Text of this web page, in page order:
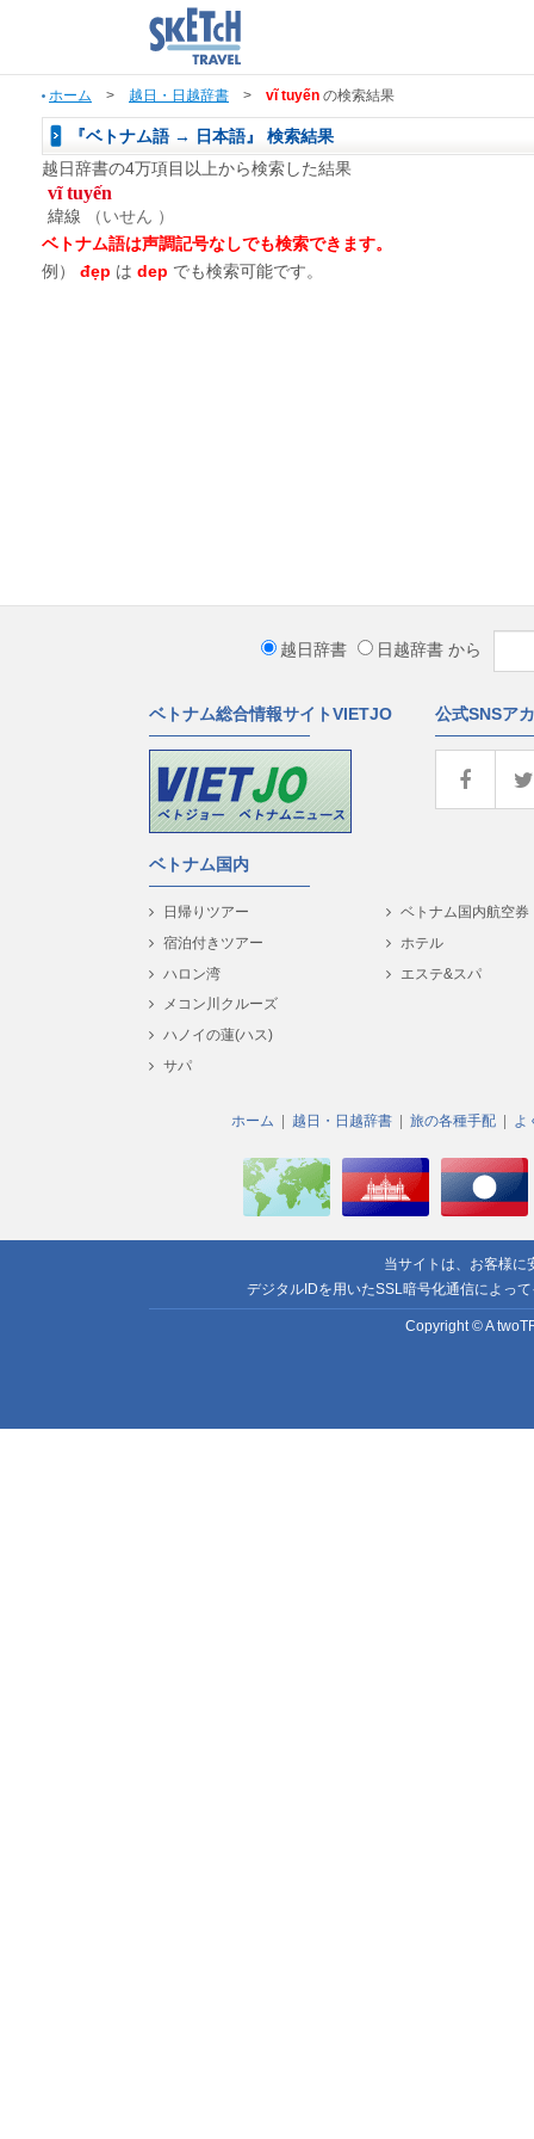
ホーム > 越日・日越辞書 > vĩ tuyến の検索結果
『ベトナム語 → 日本語』 検索結果
越日辞書の4万項目以上から検索した結果
vĩ tuyến
緯線 （いせん ）
ベトナム語は声調記号なしでも検索できます。
例）
đẹp は dep でも検索可能です。
越日辞書 日越辞書 から
ベトナム総合情報サイトVIETJO 公式SNSア
ベトナム国内
日帰りツアー
宿泊付きツアー
ハロン湾
メコン川クルーズ
ハノイの蓮(ハス)
サパ
ベトナム国内航空券
ホテル
エステ&スパ
ホーム 越日・日越辞書 旅の各種手配 よ
当サイトは、お客様に
デジタルIDを用いたSSL暗号化通信によっ
Copyright © A